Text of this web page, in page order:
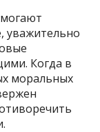
уважительно
Когда в
моральных